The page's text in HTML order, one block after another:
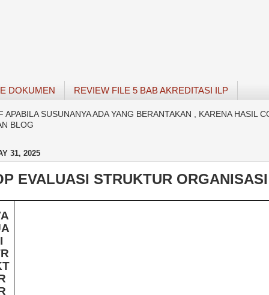
DOKUMEN REVIEW FILE 5 BAB AKREDITASI ILP
APABILA SUSUNANYA ADA YANG BERANTAKAN , KARENA HASIL
BLOG
31, 2025
EVALUASI STRUKTUR ORGANISASI